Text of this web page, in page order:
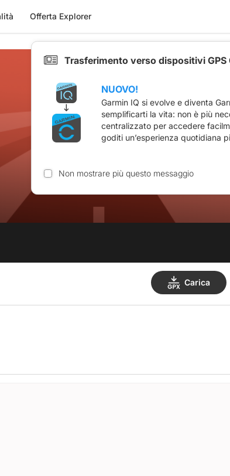
Offerta Explorer
Carica
Trasferimento verso dispositivi GPS
NUOVO!
Garmin IQ si evolve e diventa
semplificarti la vita: non è più
centralizzato per accedere
goditi un’esperienza quotidiana
Non mostrare più questo messaggio